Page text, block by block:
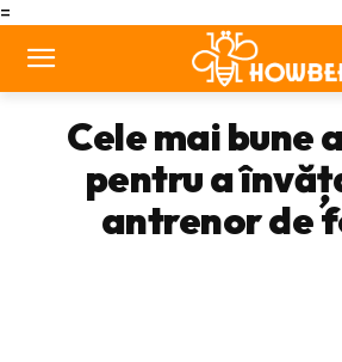
=
Cele mai bune
pentru a
antrenor de